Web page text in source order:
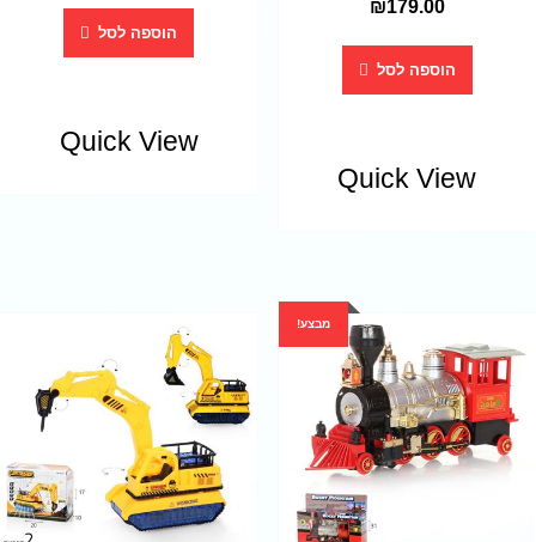
₪179.00
הוספה לסל
Quick View
הוספה לסל
Quick View
מבצע!